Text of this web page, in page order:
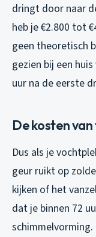
dringt door naar
heb je €2.800 tot
geen theoretisch
gezien bij een
uur na de eerste
De kosten
Dus als je
geur ruikt op
kijken of het
dat je binnen 72